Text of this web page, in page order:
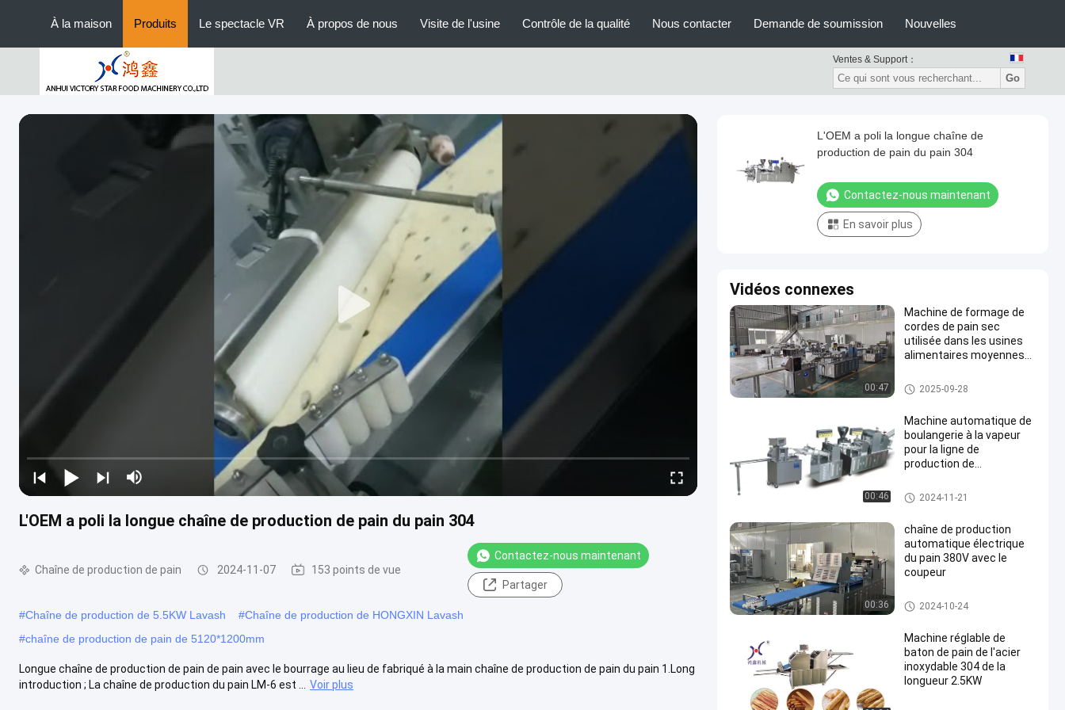
À la maison Produits Le spectacle VR À propos de nous Visite de l'usine Contrôle de la qualité Nous contacter Demande de soumission Nouvelles
Ventes & Support：
Go
L'OEM a poli la longue chaîne de production de pain du pain 304
Chaîne de production de pain 2024-11-07 153 points de vue
Contactez-nous maintenant
Partager
#Chaîne de production de 5.5KW Lavash #Chaîne de production de HONGXIN Lavash
#chaîne de production de pain de 5120*1200mm
Longue chaîne de production de pain de pain avec le bourrage au lieu de fabriqué à la main chaîne de production de pain du pain 1.Long
introduction ; La chaîne de production du pain LM-6 est ...
Voir plus
L'OEM a poli la longue chaîne de
production de pain du pain 304
Contactez-nous maintenant
En savoir plus
Vidéos connexes
00:47
Machine de formage de
cordes de pain sec
utilisée dans les usines
alimentaires moyennes
Chaîne de production de pain
2025-09-28
00:46
Machine automatique de
boulangerie à la vapeur
pour la ligne de
production de
Cha Siu Bao
Machine bourrée cuite à la vap
eur de petit pain
2024-11-21
00:36
chaîne de production
automatique électrique
du pain 380V avec le
coupeur
Chaîne de production de pain
2024-10-24
Machine réglable de
baton de pain de l'acier
inoxydable 304 de la
longueur 2.5KW